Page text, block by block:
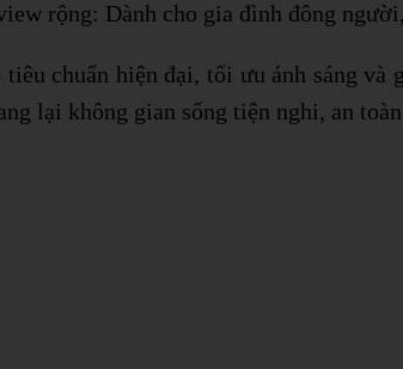
rộng: Dành cho gia đình đông
chuẩn hiện đại, tối ưu ánh sáng
lại không gian sống tiện nghi, an